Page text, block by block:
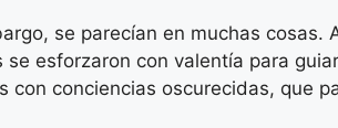
se parecían en muchas
esforzaron con valentía para
conciencias oscurecidas, que